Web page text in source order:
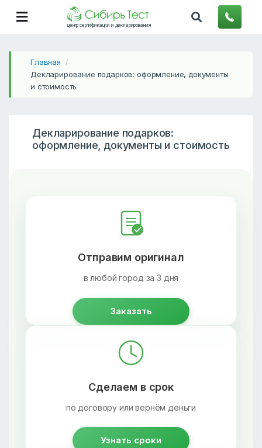
центр сертификации и декларирования
Главная /
Декларирование подарков: оформление, документы
и стоимость
Декларирование подарков:
оформление, документы и стоимость
Отправим оригинал
в любой город за 3 дня
Заказать
Сделаем в срок
по договору или вернём деньги
Узнать сроки